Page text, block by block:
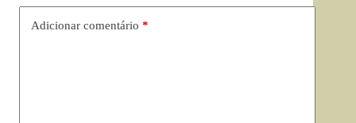
Adicionar comentário *